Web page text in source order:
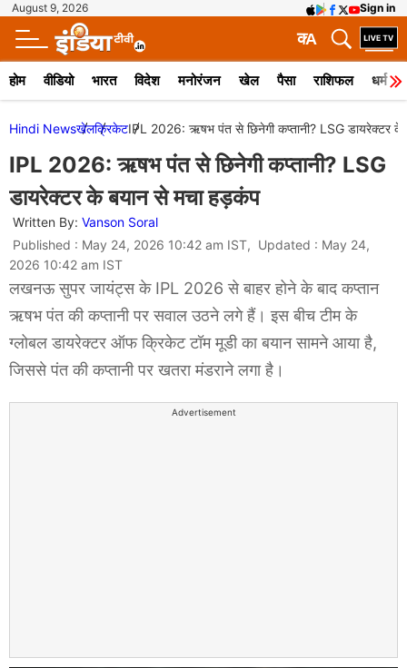
August 9, 2026 Sign in
A
क
होम वीडियो भारत विदेश मनोरंजन खेल पैसा राशिफल धर्म
Hindi Newsखेलक्रिकेटIPL 2026: ऋषभ पंत से छिनेगी कप्तानी? LSG डायरेक्टर
IPL 2026: ऋषभ पंत से छिनेगी कप्तानी? LSG
डायरेक्टर के बयान से मचा हड़कंप
Written By: Vanson Soral
Published : May 24, 2026 10:42 am IST, Updated : May 24,
2026 10:42 am IST
लखनऊ सुपर जायंट्स के IPL 2026 से बाहर होने के बाद कप्तान
ऋषभ पंत की कप्तानी पर सवाल उठने लगे हैं। इस बीच टीम के
ग्लोबल डायरेक्टर ऑफ क्रिकेट टॉम मूडी का बयान सामने आया है,
जिससे पंत की कप्तानी पर खतरा मंडराने लगा है।
Advertisement